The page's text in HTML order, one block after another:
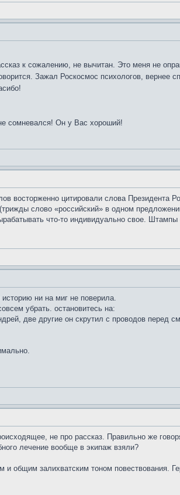
к сожалению, не вычитан. Это меня не
Зажал Роскосмос психологов, вернее
сомневался! Он у Вас хороший!
восторженно цитировали слова
слово «российский» в одном
что-то индивидуально свое.
ни на миг не поверила.
убрать. остановитесь на:
две другие он скрутил с проводов перед
не про рассказ. Правильно же
лечение вообще в экипаж взяли?
и общим залихватским тоном повествования.